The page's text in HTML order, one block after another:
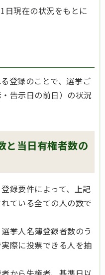
日現在の状況をもとに
登録のことで、選挙ご
告示日の前日）の状況
と当日有権者数の
録要件によって、上記
ている全ての人の数で
挙人名簿登録者数のう
際に投票できる人を抽